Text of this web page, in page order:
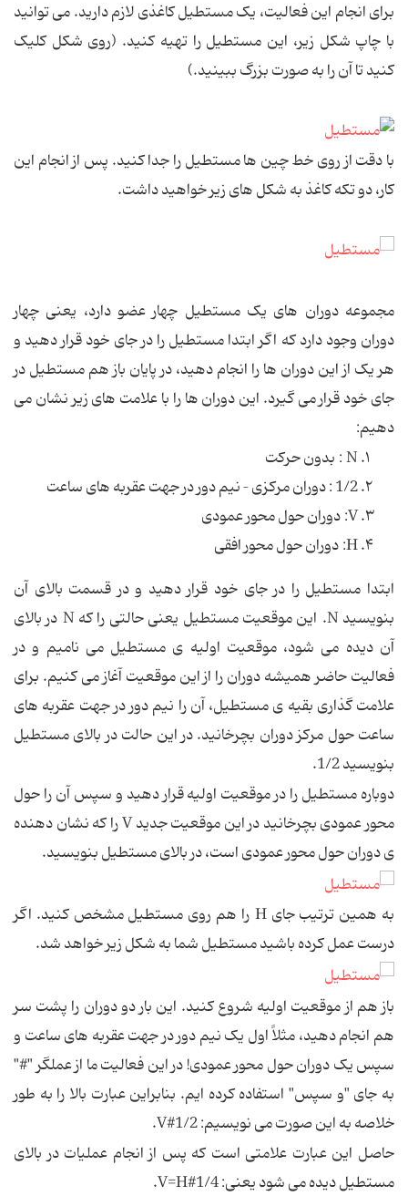
برای انجام این فعالیت، یک مستطیل کاغذی لازم دارید. می توانید
با چاپ شکل زیر، این مستطیل را تهیه کنید. (روی شکل کلیک
کنید تا آن را به صورت بزرگ ببینید.)
با دقت از روی خط چین ها مستطیل را جدا کنید. پس از انجام این
کار، دو تکه کاغذ به شکل های زیر خواهید داشت.
مجموعه دوران های یک مستطیل چهار عضو دارد، یعنی چهار
دوران وجود دارد که اگر ابتدا مستطیل را در جای خود قرار دهید و
هر یک از این دوران ها را انجام دهید، در پایان باز هم مستطیل در
جای خود قرار می گیرد. این دوران ها را با علامت های زیر نشان می
دهیم:
N : بدون حرکت
1/2 : دوران مرکزی – نیم دور در جهت عقربه های ساعت
V: دوران حول محور عمودی
H: دوران حول محور افقی
ابتدا مستطیل را در جای خود قرار دهید و در قسمت بالای آن
بنویسید N. این موقعیت مستطیل یعنی حالتی را که N در بالای
آن دیده می شود، موقعیت اولیه ی مستطیل می نامیم و در
فعالیت حاضر همیشه دوران را از این موقعیت آغاز می کنیم. برای
علامت گذاری بقیه ی مستطیل، آن را نیم دور در جهت عقربه های
ساعت حول مرکز دوران بچرخانید. در این حالت در بالای مستطیل
بنویسید 1/2.
دوباره مستطیل را در موقعیت اولیه قرار دهید و سپس آن را حول
محور عمودی بچرخانید در این موقعیت جدید V را که نشان دهنده
ی دوران حول محور عمودی است، در بالای مستطیل بنویسید.
به همین ترتیب جای H را هم روی مستطیل مشخص کنید. اگر
درست عمل کرده باشید مستطیل شما به شکل زیر خواهد شد.
باز هم از موقعیت اولیه شروع کنید. این بار دو دوران را پشت سر
هم انجام دهید، مثلاً اول یک نیم دور در جهت عقربه های ساعت و
سپس یک دوران حول محور عمودی! در این فعالیت ما از عملگر "#"
به جای "و سپس" استفاده کرده ایم. بنابراین عبارت بالا را به طور
خلاصه به این صورت می نویسیم: 1/2#V.
حاصل این عبارت علامتی است که پس از انجام عملیات در بالای
مستطیل دیده می شود یعنی: 1/4#V=H.